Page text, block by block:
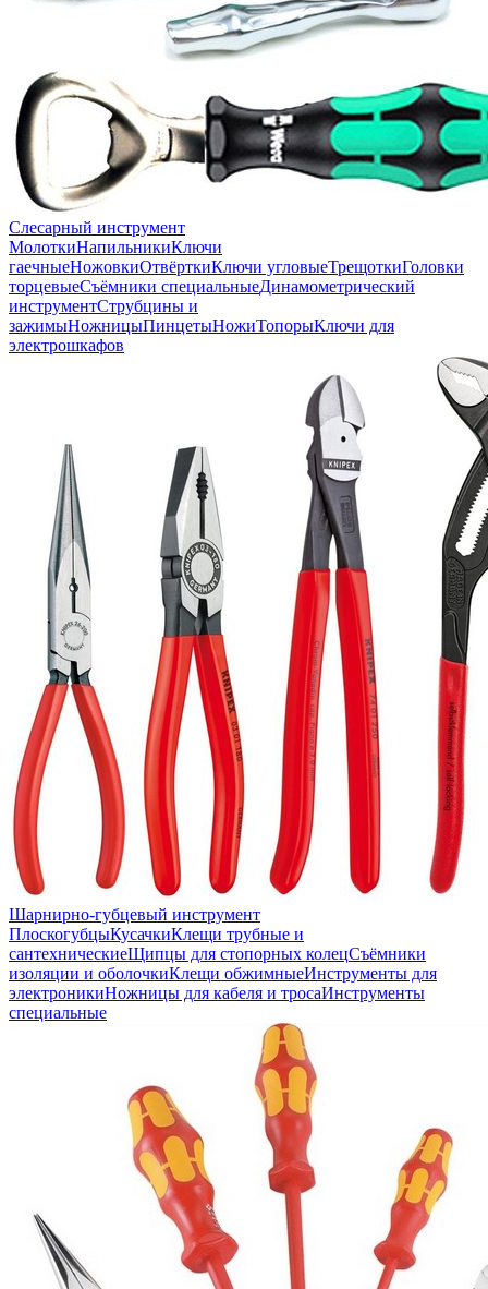
Слесарный инструмент
МолоткиНапильникиКлючи
гаечныеНожовкиОтвёрткиКлючи угловыеТрещоткиГоловки
торцевыеСъёмники специальныеДинамометрический
инструментСтрубцины и
зажимыНожницыПинцетыНожиТопорыКлючи для
электрошкафов
Шарнирно-губцевый инструмент
ПлоскогубцыКусачкиКлещи трубные и
сантехническиеЩипцы для стопорных колецСъёмники
изоляции и оболочкиКлещи обжимныеИнструменты для
электроникиНожницы для кабеля и тросаИнструменты
специальные